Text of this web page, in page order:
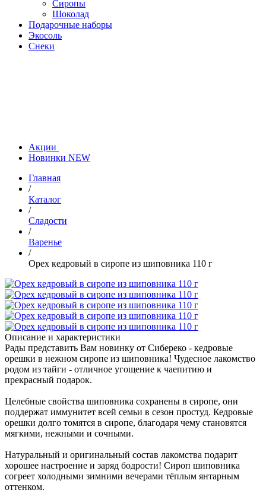
Сиропы
Шоколад
Подарочные наборы
Экосоль
Снеки
Акции
Новинки NEW
Главная
/
Каталог
/
Сладости
/
Варенье
/
Орех кедровый в сиропе из шиповника 110 г
Описание и характеристики
Рады представить Вам новинку от Сибереко - кедровые
орешки в нежном сиропе из шиповника! Чудесное лакомство
родом из тайги - отличное угощение к чаепитию и
прекрасный подарок.
Целебные свойства шиповника сохранены в сиропе, они
поддержат иммунитет всей семьи в сезон простуд. Кедровые
орешки долго томятся в сиропе, благодаря чему становятся
мягкими, нежными и сочными.
Натуральный и оригинальный состав лакомства подарит
хорошее настроение и заряд бодрости! Сироп шиповника
согреет холодными зимними вечерами тёплым янтарным
оттенком.